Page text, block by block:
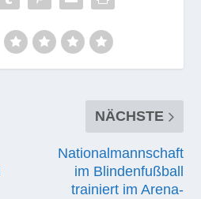
NÄCHSTE
Nationalmannschaft
im Blindenfußball
trainiert im Arena-